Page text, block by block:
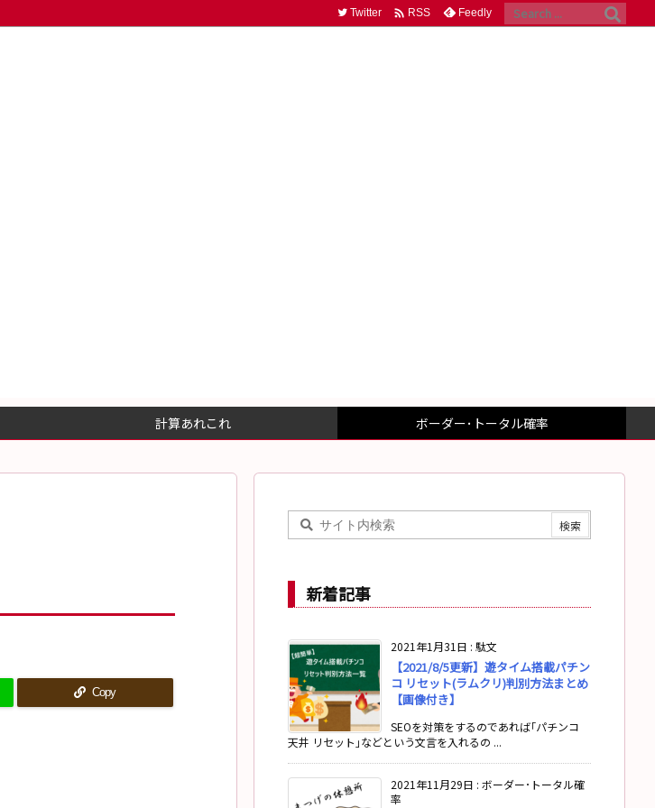
計算あれこれ ボーダー･トータル確率
Twitter  RSS Feedly
Copy
新着記事
2021年1月31日 : 駄文
【2021/8/5更新】遊タイム搭載パチン
コ リセット(ラムクリ)判別方法まとめ
【画像付き】
SEOを対策をするのであれば｢パチンコ
天井 リセット｣などという文言を入れるの ...
2021年11月29日 : ボーダー･トータル確
率